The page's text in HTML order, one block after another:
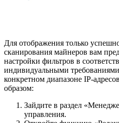
Для отображения только
сканирования майнеров вам
настройки фильтров в
индивидуальными
конкретном диапазоне IP-
образом:
Зайдите в раздел
управления.